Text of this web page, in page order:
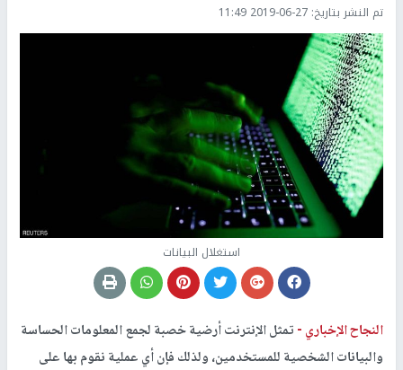
تم النشر بتاريخ: 2019-06-27 11:49
استغلال البيانات
النجاح الإخباري -تمثل الإنترنت أرضية خصبة لجمع المعلومات الحساسة
والبيانات الشخصية للمستخدمين، ولذلك فإن أي عملية نقوم بها على